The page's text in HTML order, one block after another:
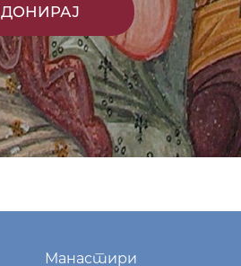
ДОНИРАЈ
Манастири